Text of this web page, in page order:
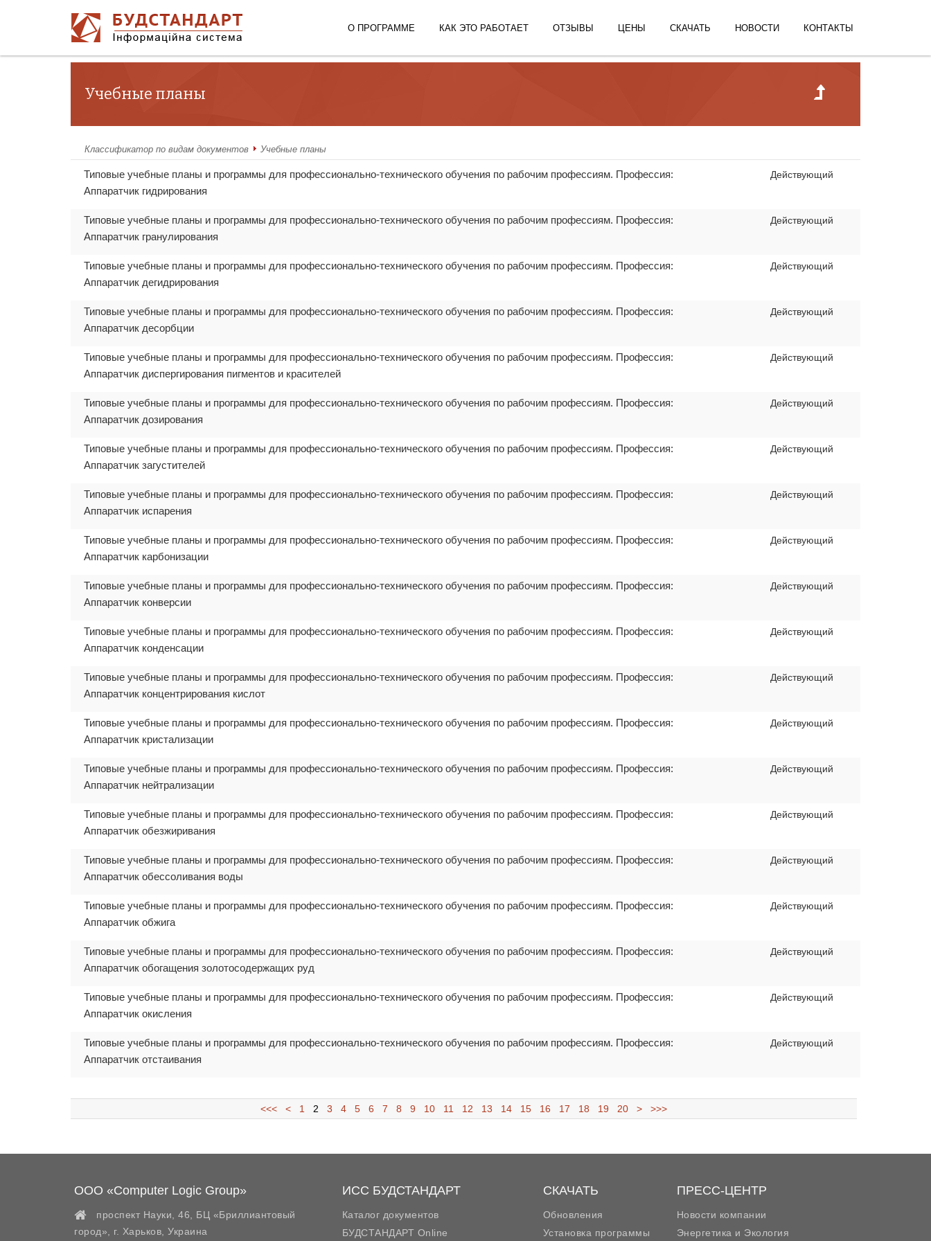
О ПРОГРАММЕ КАК ЭТО РАБОТАЕТ ОТЗЫВЫ ЦЕНЫ СКАЧАТЬ НОВОСТИ КОНТАКТЫ
Учебные планы
Классификатор по видам документов Учебные планы
Типовые учебные планы и программы для профессионально-технического обучения по рабочим профессиям. Профессия:
Аппаратчик гидрирования
Действующий
Типовые учебные планы и программы для профессионально-технического обучения по рабочим профессиям. Профессия:
Аппаратчик гранулирования
Действующий
Типовые учебные планы и программы для профессионально-технического обучения по рабочим профессиям. Профессия:
Аппаратчик дегидрирования
Действующий
Типовые учебные планы и программы для профессионально-технического обучения по рабочим профессиям. Профессия:
Аппаратчик десорбции
Действующий
Типовые учебные планы и программы для профессионально-технического обучения по рабочим профессиям. Профессия:
Аппаратчик диспергирования пигментов и красителей
Действующий
Типовые учебные планы и программы для профессионально-технического обучения по рабочим профессиям. Профессия:
Аппаратчик дозирования
Действующий
Типовые учебные планы и программы для профессионально-технического обучения по рабочим профессиям. Профессия:
Аппаратчик загустителей
Действующий
Типовые учебные планы и программы для профессионально-технического обучения по рабочим профессиям. Профессия:
Аппаратчик испарения
Действующий
Типовые учебные планы и программы для профессионально-технического обучения по рабочим профессиям. Профессия:
Аппаратчик карбонизации
Действующий
Типовые учебные планы и программы для профессионально-технического обучения по рабочим профессиям. Профессия:
Аппаратчик конверсии
Действующий
Типовые учебные планы и программы для профессионально-технического обучения по рабочим профессиям. Профессия:
Аппаратчик конденсации
Действующий
Типовые учебные планы и программы для профессионально-технического обучения по рабочим профессиям. Профессия:
Аппаратчик концентрирования кислот
Действующий
Типовые учебные планы и программы для профессионально-технического обучения по рабочим профессиям. Профессия:
Аппаратчик кристализации
Действующий
Типовые учебные планы и программы для профессионально-технического обучения по рабочим профессиям. Профессия:
Аппаратчик нейтрализации
Действующий
Типовые учебные планы и программы для профессионально-технического обучения по рабочим профессиям. Профессия:
Аппаратчик обезжиривания
Действующий
Типовые учебные планы и программы для профессионально-технического обучения по рабочим профессиям. Профессия:
Аппаратчик обессоливания воды
Действующий
Типовые учебные планы и программы для профессионально-технического обучения по рабочим профессиям. Профессия:
Аппаратчик обжига
Действующий
Типовые учебные планы и программы для профессионально-технического обучения по рабочим профессиям. Профессия:
Аппаратчик обогащения золотосодержащих руд
Действующий
Типовые учебные планы и программы для профессионально-технического обучения по рабочим профессиям. Профессия:
Аппаратчик окисления
Действующий
Типовые учебные планы и программы для профессионально-технического обучения по рабочим профессиям. Профессия:
Аппаратчик отстаивания
Действующий
<<< < 1 2 3 4 5 6 7 8 9 10 11 12 13 14 15 16 17 18 19 20 > >>>
ООО «Computer Logic Group»
проспект Науки, 46, БЦ «Бриллиантовый
город»,
г. Харьков Украина
ИСС БУДСТАНДАРТ
Каталог документов
БУДСТАНДАРТ Online
СКАЧАТЬ
Обновления
Установка программы
ПРЕСС-ЦЕНТР
Новости компании
Энергетика и Экология